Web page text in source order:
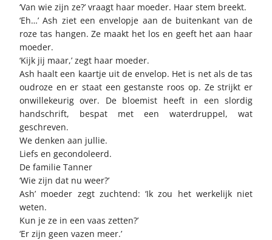
‘Van wie zijn ze?’ vraagt haar moeder. Haar stem breekt.
‘Eh…’ Ash ziet een envelopje aan de buitenkant van de
roze tas hangen. Ze maakt het los en geeft het aan haar
moeder.
‘Kijk jij maar,’ zegt haar moeder.
Ash haalt een kaartje uit de envelop. Het is net als de tas
oudroze en er staat een gestanste roos op. Ze strijkt er
onwillekeurig over. De bloemist heeft in een slordig
handschrift, bespat met een waterdruppel, wat
geschreven.
We denken aan jullie.
Liefs en gecondoleerd.
De familie Tanner
‘Wie zijn dat nu weer?’
Ash’ moeder zegt zuchtend: ‘Ik zou het werkelijk niet
weten.
Kun je ze in een vaas zetten?’
‘Er zijn geen vazen meer.’